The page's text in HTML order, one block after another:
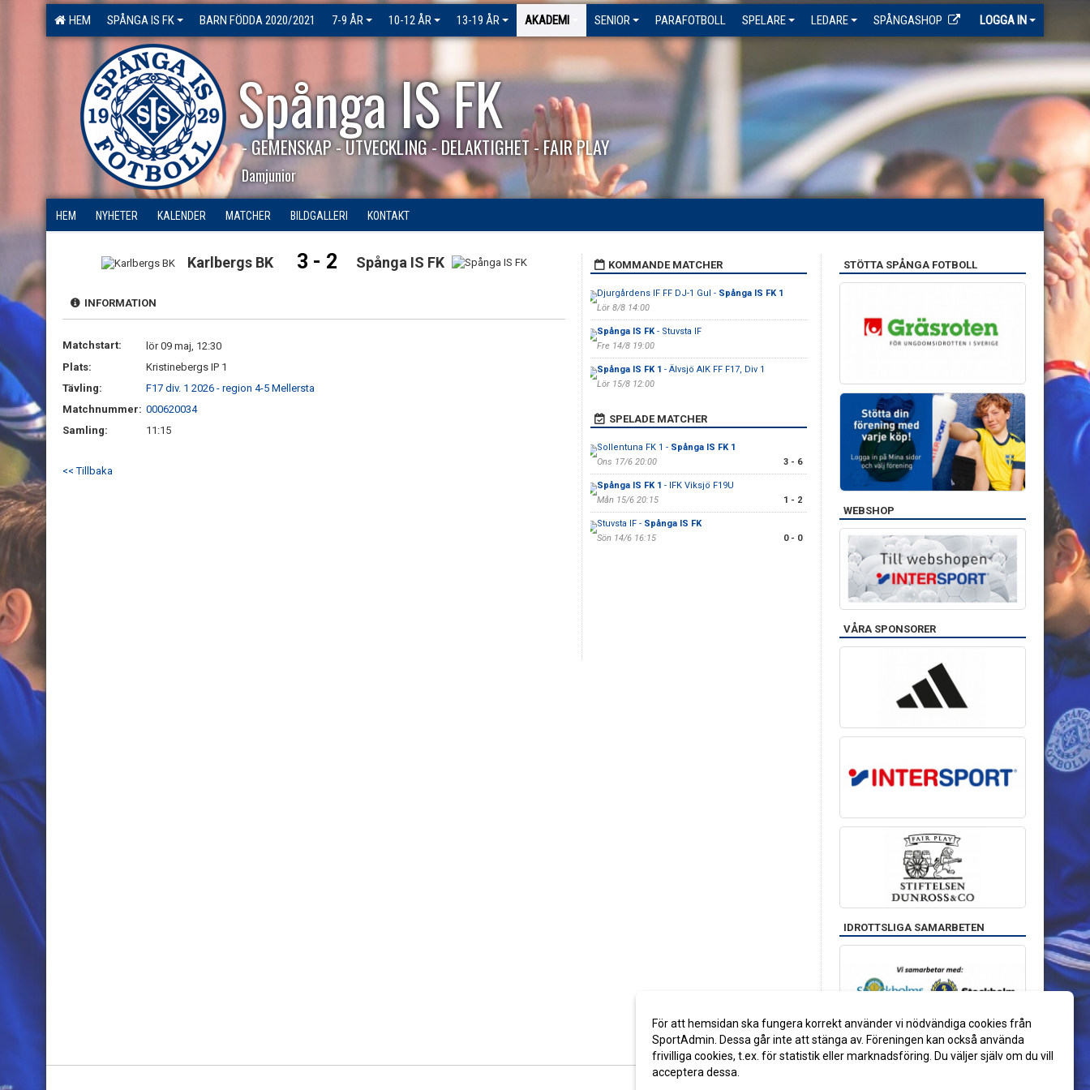
HEM SPÅNGA IS FK BARN FÖDDA 2020/2021 7-9 ÅR 10-12 ÅR 13-19 ÅR AKADEMI SENIOR PARAFOTBOLL SPELARE LEDARE SPÅNGASHOP LOGGA IN
Spånga IS FK
- GEMENSKAP - UTVECKLING - DELAKTIGHET - FAIR PLAY
Damjunior
HEM NYHETER KALENDER MATCHER BILDGALLERI KONTAKT
Karlbergs BK 3 - 2 Spånga IS FK
INFORMATION
Matchstart:
lör 09 maj, 12:30
Plats:
Kristinebergs IP 1
Tävling:
F17 div. 1 2026 - region 4-5 Mellersta
Matchnummer: 000620034
Samling:
11:15
<< Tillbaka
KOMMANDE MATCHER
Djurgårdens IF FF DJ-1 Gul - Spånga IS FK 1
Lör 8/8 14:00
Spånga IS FK- Stuvsta IF
Fre 14/8 19:00
Spånga IS FK 1 - Älvsjö AIK FF F17, Div 1
Lör 15/8 12:00
SPELADE MATCHER
Sollentuna FK 1 - Spånga IS FK 1
Ons 17/6 20:00
3 - 6
Spånga IS FK 1 - IFK Viksjö F19U
Mån 15/6 20:15
1 - 2
Stuvsta IF - Spånga IS FK
Sön 14/6 16:15
0 - 0
STÖTTA SPÅNGA FOTBOLL
WEBSHOP
VÅRA SPONSORER
IDROTTSLIGA SAMARBETEN
För att hemsidan ska fungera korrekt använder vi nödvändiga cookies från
SportAdmin. Dessa går inte att stänga av. Föreningen kan också använda
frivilliga cookies, t.ex. för statistik eller marknadsföring. Du väljer själv om du vill
acceptera dessa.